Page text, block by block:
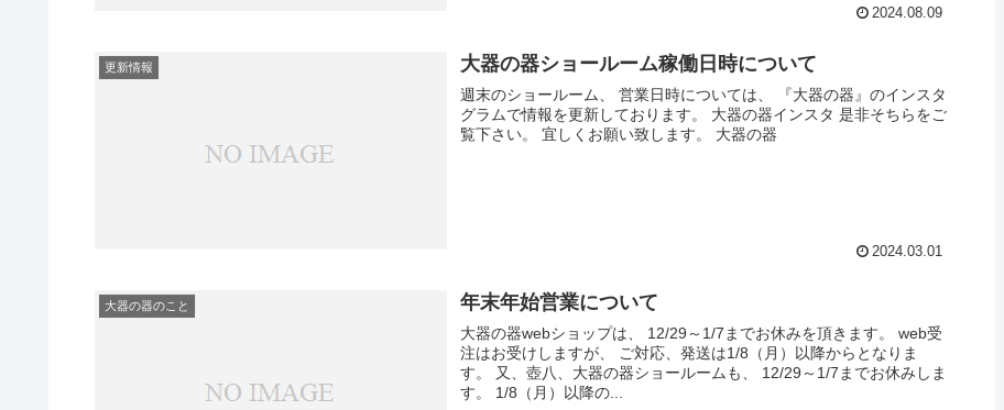
2024.08.09
更新情報 大器の器ショールーム稼働日時について
週末のショールーム、 営業日時については、 『大器の器』のインスタ
グラムで情報を更新しております。 大器の器インスタ 是非そちらをご
覧下さい。 宜しくお願い致します。 大器の器
2024.03.01
大器の器のこと 年末年始営業について
大器の器webショップは、 12/29～1/7までお休みを頂きます。 web受
注はお受けしますが、 ご対応、発送は1/8（月）以降からとなりま
す。 又、壺八、大器の器ショールームも、 12/29～1/7までお休みしま
す。 1/8（月）以降の...